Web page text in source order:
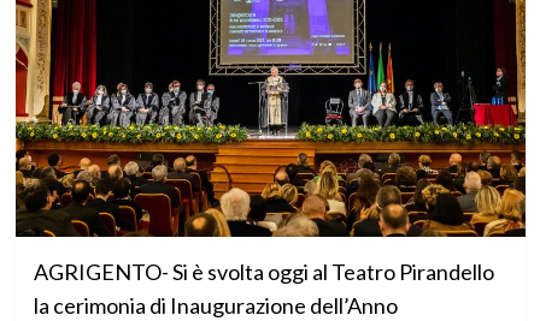
AGRIGENTO- Si è svolta oggi al Teatro Pirandello
la cerimonia di Inaugurazione dell’Anno